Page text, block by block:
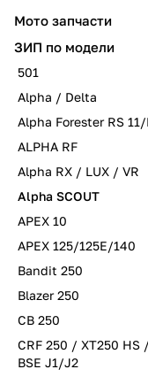
Мото запчасти
ЗИП по модели
501
Alpha / Delta
Alpha Forester RS 11/
ALPHA RF
Alpha RX / LUX / VR
Alpha SCOUT
APEX 10
APEX 125/125E/140
Bandit 250
Blazer 250
CB 250
CRF 250 / XT250 HS
BSE J1/J2